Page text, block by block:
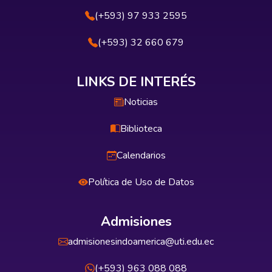
(+593) 97 933 2595
(+593) 32 660 679
LINKS DE INTERÉS
Noticias
Biblioteca
Calendarios
Política de Uso de Datos
Admisiones
admisionesindoamerica@uti.edu.ec
(+593) 963 088 088